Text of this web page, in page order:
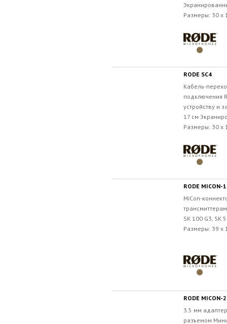
Размеры: 30 x
RODE SC4
Кабель-
подключения
устройству и
17 см
Размеры: 30 x
RODE MICON-1
MiCon-
SK 100 G3, SK
Размеры: 39 x
RODE MICON-2
3.5 мм
разъемом